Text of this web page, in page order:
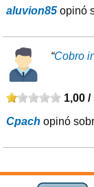
aluvion85 opinó
“Cobro
1,00 /
Cpach opinó